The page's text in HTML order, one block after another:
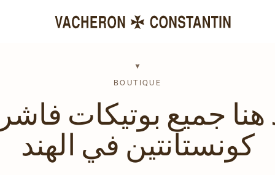
BOUTIQUE
هنا جميع بوتيكات
كونستانتين في الهند